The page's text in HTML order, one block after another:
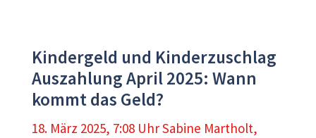
Kindergeld und Kinderzuschlag
Auszahlung April 2025: Wann
kommt das Geld?
18. März 2025, 7:08 UhrSabine Martholt,